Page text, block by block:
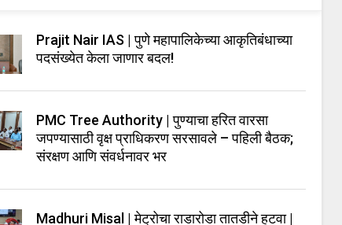
Prajit Nair IAS | पुणे महापालिकेच्या आकृतिबंधाच्या
पदसंख्येत केला जाणार बदल!
PMC Tree Authority | पुण्याचा हरित वारसा
जपण्यासाठी वृक्ष प्राधिकरण सरसावले – पहिली बैठक;
संरक्षण आणि संवर्धनावर भर
Madhuri Misal | मेट्रोचा राडारोडा तातडीने हटवा |